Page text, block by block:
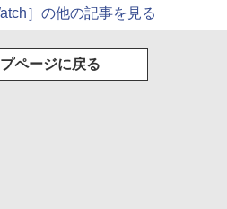
］の他の記事を見る
プページに戻る